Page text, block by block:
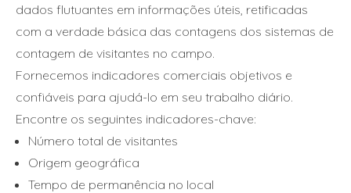
dados flutuantes em informações úteis, retificadas
com a verdade básica das contagens dos sistemas de
contagem de visitantes no campo.
Fornecemos indicadores comerciais objetivos e
confiáveis para ajudá-lo em seu trabalho diário.
Encontre os seguintes indicadores-chave:
Número total de visitantes
Origem geográfica
Tempo de permanência no local